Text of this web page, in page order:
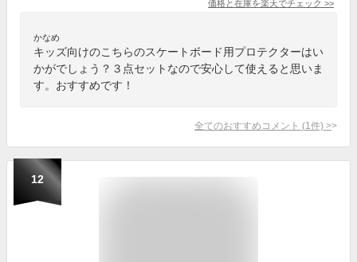
価格と在庫を楽天でチェック >>
かなめ
キッズ向けのこちらのスケートボード用プロテクターはい
かがでしょう？３点セットなので安心して使えると思いま
す。おすすめです！
全てのおすすめコメント (1 件) >
12